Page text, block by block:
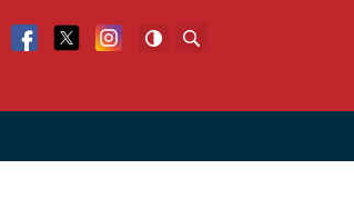
Facebook
Twitter Facebook